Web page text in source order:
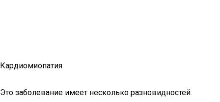
Кардиомиопатия
Это заболевание имеет несколько разновидностей.